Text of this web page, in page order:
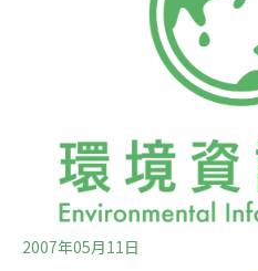
政府貿然地通車，質疑這是
只通車時間過於急躁，貓空
內有如烤爐，民眾直呼受不
說，北市府稱這是送給民眾
2007年05月11日